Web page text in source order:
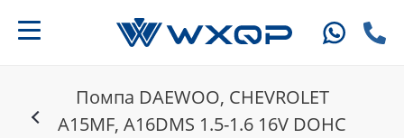
Помпа DAEWOO, CHEVROLET
A15MF, A16DMS 1.5-1.6 16V DOHC